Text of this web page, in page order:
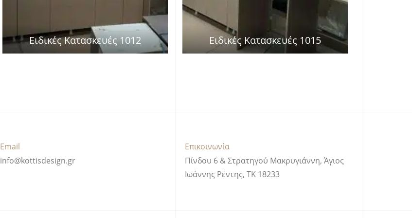
Ειδικές Κατασκευές 1012 Ειδικές Κατασκευές 1015
Email
info@kottisdesign.gr
Επικοινωνία
Πίνδου 6 & Στρατηγού Μακρυγιάννη, Άγιος
Ιωάννης Ρέντης, ΤΚ 18233